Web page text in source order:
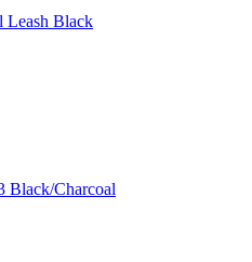
Leash Black
Black/Charcoal